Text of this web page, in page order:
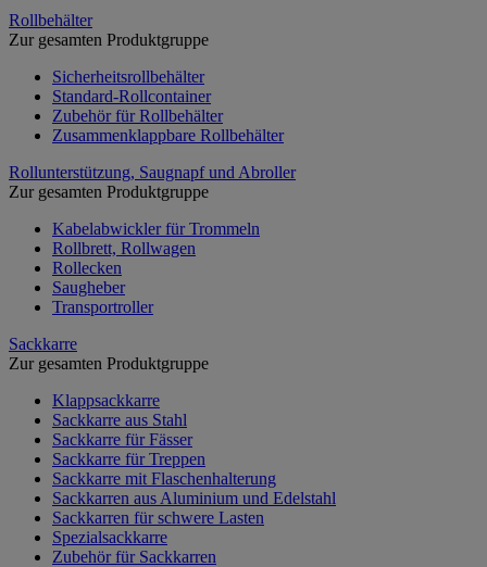
Rollbehälter
Zur gesamten Produktgruppe
Sicherheitsrollbehälter
Standard-Rollcontainer
Zubehör für Rollbehälter
Zusammenklappbare Rollbehälter
Rollunterstützung, Saugnapf und Abroller
Zur gesamten Produktgruppe
Kabelabwickler für Trommeln
Rollbrett, Rollwagen
Rollecken
Saugheber
Transportroller
Sackkarre
Zur gesamten Produktgruppe
Klappsackkarre
Sackkarre aus Stahl
Sackkarre für Fässer
Sackkarre für Treppen
Sackkarre mit Flaschenhalterung
Sackkarren aus Aluminium und Edelstahl
Sackkarren für schwere Lasten
Spezialsackkarre
Zubehör für Sackkarren